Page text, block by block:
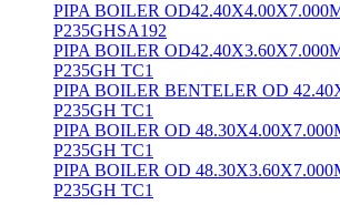
PIPA BOILER
P235GHSA192
PIPA BOILER
P235GH TC1
PIPA BOILER BENTELER OD
P235GH TC1
PIPA BOILER OD
P235GH TC1
PIPA BOILER OD
P235GH TC1